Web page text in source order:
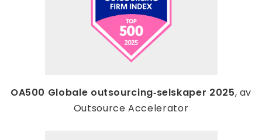
OA500 Globale outsourcing‑selskaper 2025, av
Outsource Accelerator